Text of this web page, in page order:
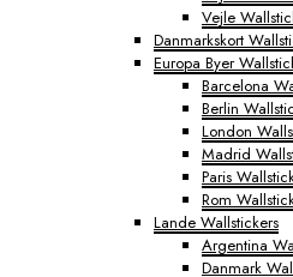
Vejle
Danmarkskort
Europa Byer
Barcelona
Berlin
London
Madrid
Paris
Rom
Lande Wallstickers
Argentina
Danmark